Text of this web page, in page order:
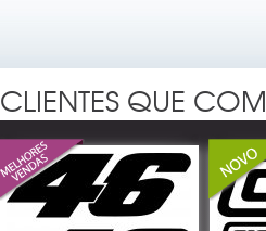
CLIENTES QUE